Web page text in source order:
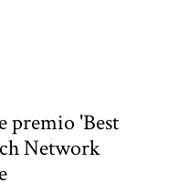
premio 'Best
Network